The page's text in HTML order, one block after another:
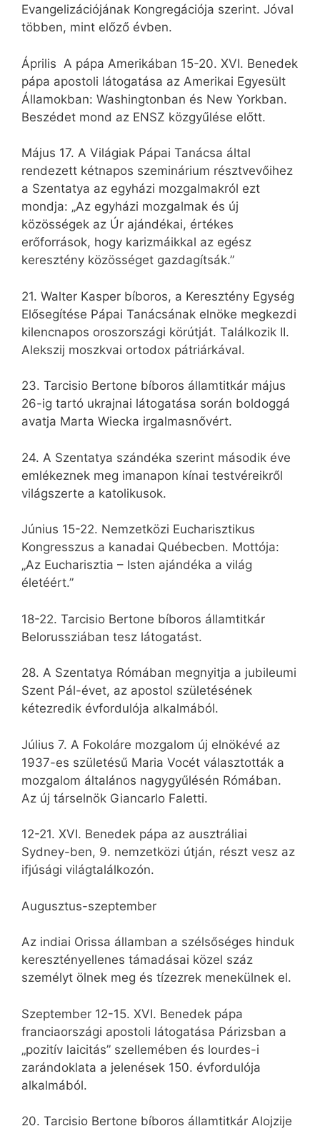
Evangelizációjának Kongregációja szerint. Jóval
többen, mint előző évben.
Április A pápa Amerikában 15-20. XVI. Benedek
pápa apostoli látogatása az Amerikai Egyesült
Államokban: Washingtonban és New Yorkban.
Beszédet mond az ENSZ közgyűlése előtt.
Május 17. A Világiak Pápai Tanácsa által
rendezett kétnapos szeminárium résztvevőihez
a Szentatya az egyházi mozgalmakról ezt
mondja: „Az egyházi mozgalmak és új
közösségek az Úr ajándékai, értékes
erőforrások, hogy karizmáikkal az egész
keresztény közösséget gazdagítsák.”
21. Walter Kasper bíboros, a Keresztény Egység
Elősegítése Pápai Tanácsának elnöke megkezdi
kilencnapos oroszországi körútját. Találkozik II.
Alekszij moszkvai ortodox pátriárkával.
23. Tarcisio Bertone bíboros államtitkár május
26-ig tartó ukrajnai látogatása során boldoggá
avatja Marta Wiecka irgalmasnővért.
24. A Szentatya szándéka szerint második éve
emlékeznek meg imanapon kínai testvéreikről
világszerte a katolikusok.
Június 15-22. Nemzetközi Eucharisztikus
Kongresszus a kanadai Québecben. Mottója:
„Az Eucharisztia – Isten ajándéka a világ
életéért.”
18-22. Tarcisio Bertone bíboros államtitkár
Belorussziában tesz látogatást.
28. A Szentatya Rómában megnyitja a jubileumi
Szent Pál-évet, az apostol születésének
kétezredik évfordulója alkalmából.
Július 7. A Fokoláre mozgalom új elnökévé az
1937-es születésű Maria Vocét választották a
mozgalom általános nagygyűlésén Rómában.
Az új társelnök Giancarlo Faletti.
12-21. XVI. Benedek pápa az ausztráliai
Sydney-ben, 9. nemzetközi útján, részt vesz az
ifjúsági világtalálkozón.
Augusztus-szeptember
Az indiai Orissa államban a szélsőséges hinduk
keresztényellenes támadásai közel száz
személyt ölnek meg és tízezrek menekülnek el.
Szeptember 12-15. XVI. Benedek pápa
franciaországi apostoli látogatása Párizsban a
„pozitív laicitás” szellemében és lourdes-i
zarándoklata a jelenések 150. évfordulója
alkalmából.
20. Tarcisio Bertone bíboros államtitkár Alojzije